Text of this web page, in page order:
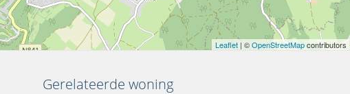
Leaflet | ©OpenStreetMapcontributors
Gerelateerde woning